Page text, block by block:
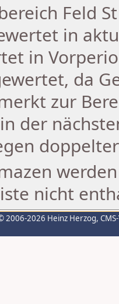
Feld
in
in
da
zur
der
nicht
2006-2026 Heinz Herzog,